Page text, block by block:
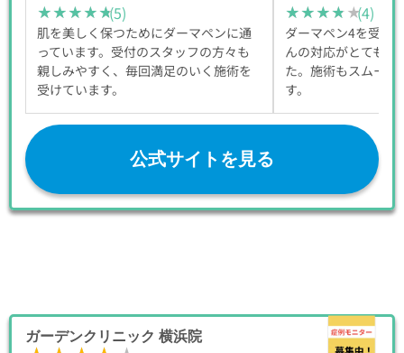
★★★★★
★★★★★(5)
肌を美しく保つためにダーマペンに通
っています。受付のスタッフの方々も
親しみやすく、毎回満足のいく施術を
受けています。
★★★★★
★★★★★(4)
ダーマペン4を受け
んの対応がとても丁
た。施術もスムーズ
す。
公式サイトを見る
ガーデンクリニック 横浜院